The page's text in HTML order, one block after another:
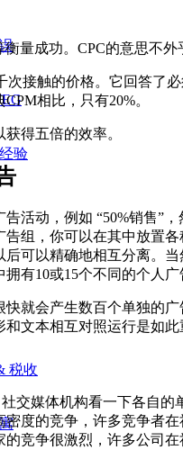
验
税收
量成功。CPC的意思不
次接触的价格。它回答了
相比，只有20%。
得五倍的效率。
活动，例如 “50%销售”
组，你可以在其中放置
可以精确地相互分离。
有10或15个不同的个人广
就会产生数百个单独的
文本相互对照运行是如此
交媒体机构看一下各自
度的竞争，许多竞争者
竞争很激烈，许多公司